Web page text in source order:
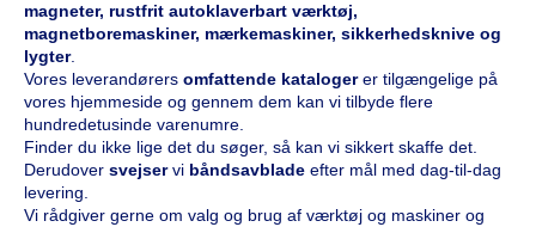
magneter, rustfrit autoklaverbart værktøj,
magnetboremaskiner, mærkemaskiner, sikkerhedsknive og
lygter.
Vores leverandørers omfattende katalogerer tilgængelige på
vores hjemmeside og gennem dem kan vi tilbyde flere
hundredetusinde varenumre.
Finder du ikke lige det du søger, så kan vi sikkert skaffe det.
Derudover svejservi båndsavblade efter mål med dag-til-dag
levering.
Vi rådgiver gerne om valg og brug af værktøj og maskiner og